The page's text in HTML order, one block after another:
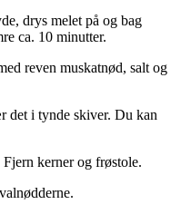
drys melet på og bag
ca. 10 minutter.
reven muskatnød, salt og
det i tynde skiver. Du kan
kerner og frøstole.